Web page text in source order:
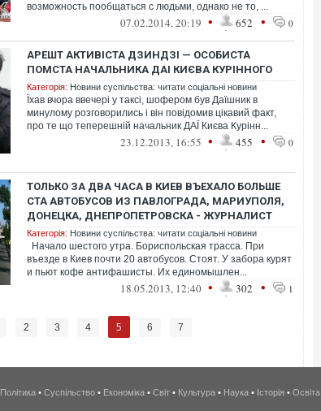
возможность пообщаться с людьми, однако не то, ...
07.02.2014, 20:19 • 652 • 0
АРЕШТ АКТИВІСТА ДЗИНДЗІ — ОСОБИСТА
ПОМСТА НАЧАЛЬНИКА ДАІ КИЄВА КУРІННОГО
Категорія: Новини суспільства: читати соціальні новини
Їхав вчора ввечері у таксі, шофером був Даїшник в
минулому розговорились і він повідомив цікавий факт,
про те що теперешній начальник ДАЇ Києва Курінн...
23.12.2013, 16:55 • 455 • 0
ТОЛЬКО ЗА ДВА ЧАСА В КИЕВ ВЪЕХАЛО БОЛЬШЕ
СТА АВТОБУСОВ ИЗ ПАВЛОГРАДА, МАРИУПОЛЯ,
ДОНЕЦКА, ДНЕПРОПЕТРОВСКА - ЖУРНАЛИСТ
Категорія: Новини суспільства: читати соціальні новини
Начало шестого утра. Бориспольская трасса. При
въезде в Киев почти 20 автобусов. Стоят. У забора курят
и пьют кофе антифашисты. Их единомышлен...
18.05.2013, 12:40 • 302 • 1
2 3 4 5 6 7
Політика • Суспільство • Економіка • Світ • Культура • Наука • Історія • Освіта